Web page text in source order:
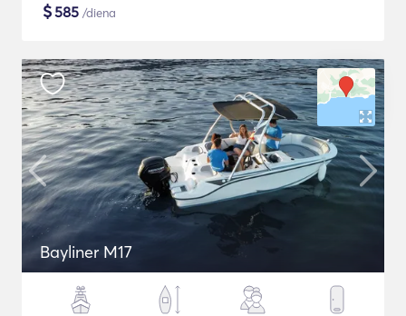
$585 /diena
Bayliner M17